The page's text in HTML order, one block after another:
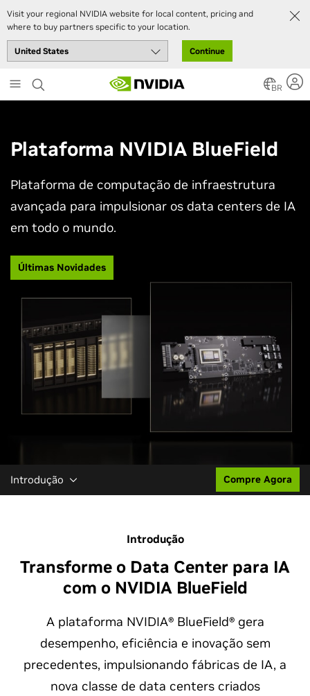
Visit your regional NVIDIA website for local content, pricing and
where to buy partners specific to your location.
Continue
to
main
BR
Plataforma NVIDIA BlueField
Plataforma de computação de infraestrutura
avançada para impulsionar os data centers de IA
em todo o mundo.
Últimas Novidades
Introdução Compre Agora
Introdução
Transforme o Data Center para IA
com o NVIDIA BlueField
A plataforma NVIDIA® BlueField® gera
desempenho, eficiência e inovação sem
precedentes, impulsionando fábricas de IA, a
nova classe de data centers criados